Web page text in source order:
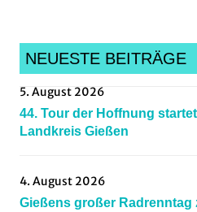
NEUESTE BEITRÄGE
5. August 2026
44. Tour der Hoffnung
Landkreis Gießen
4. August 2026
Gießens großer